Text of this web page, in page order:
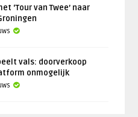
‘Tour van Twee’ naar
vals: doorverkoop
onmogelijk